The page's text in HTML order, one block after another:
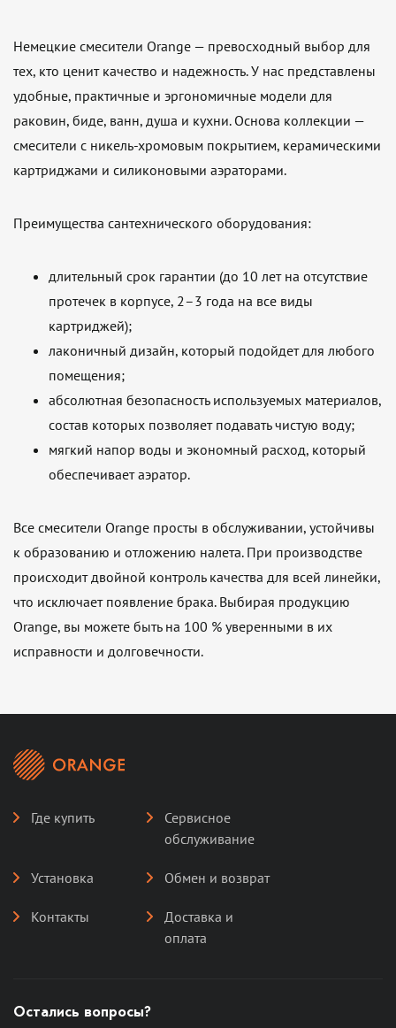
Немецкие смесители Orange — превосходный выбор для
тех, кто ценит качество и надежность. У нас представлены
удобные, практичные и эргономичные модели для
раковин, биде, ванн, душа и кухни. Основа коллекции —
смесители с никель-хромовым покрытием, керамическими
картриджами и силиконовыми аэраторами.
Преимущества сантехнического оборудования:
длительный срок гарантии (до 10 лет на отсутствие
протечек в корпусе, 2–3 года на все виды
картриджей);
лаконичный дизайн, который подойдет для любого
помещения;
абсолютная безопасность используемых материалов,
состав которых позволяет подавать чистую воду;
мягкий напор воды и экономный расход, который
обеспечивает аэратор.
Все смесители Orange просты в обслуживании, устойчивы
к образованию и отложению налета. При производстве
происходит двойной контроль качества для всей линейки,
что исключает появление брака. Выбирая продукцию
Orange, вы можете быть на 100 % уверенными в их
исправности и долговечности.
Где купить
Сервисное
обслуживание
Установка Обмен и возврат
Контакты
Доставка и
оплата
Остались вопросы?